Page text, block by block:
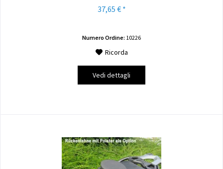
37,65 € *
Numero Ordine: 10226
Ricorda
Vedi dettagli